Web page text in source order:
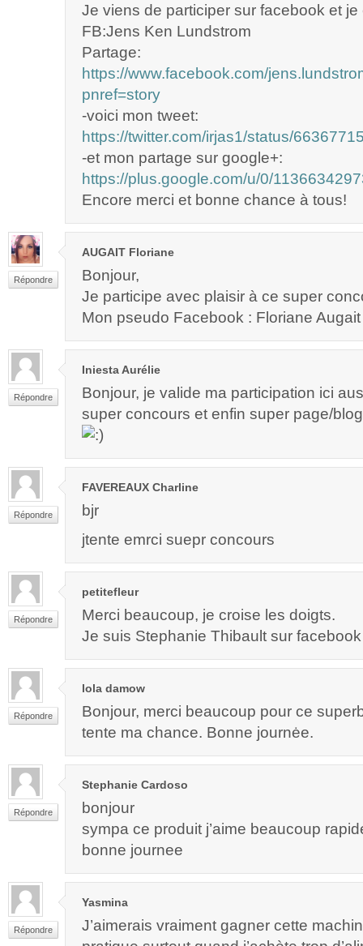
Je viens de participer sur facebook et
FB:Jens Ken Lundstrom
Partage:
https://www.facebook.com/
pnref=story
-voici mon tweet:
https://twitter.com/irjas1/status/
-et mon partage sur google+:
https://plus.google.com/u/0/
Encore merci et bonne chance à tous!
Répondre
AUGAIT Floriane
Bonjour,
Je participe avec plaisir à ce super
Mon pseudo Facebook : Floriane Augait
Répondre
Iniesta Aurélie
Bonjour, je valide ma participation ici
super concours et enfin super page/
Répondre
FAVEREAUX Charline
bjr
jtente emrci suepr concours
Répondre
petitefleur
Merci beaucoup, je croise les doigts.
Je suis Stephanie Thibault sur facebook
Répondre
lola damow
Bonjour, merci beaucoup pour ce
tente ma chance. Bonne journėe.
Répondre
Stephanie Cardoso
bonjour
sympa ce produit j’aime beaucoup
bonne journee
Répondre
Yasmina
J’aimerais vraiment gagner cette